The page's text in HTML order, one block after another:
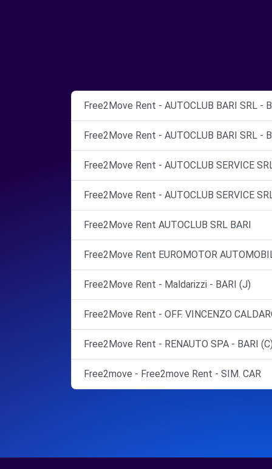
Free2Move Rent - AUTOCLUB BARI SRL -
Free2Move Rent - AUTOCLUB BARI SRL -
Free2Move Rent - AUTOCLUB SERVICE
Free2Move Rent - AUTOCLUB SERVICE
Free2Move Rent AUTOCLUB SRL BARI
Free2Move Rent EUROMOTOR
Free2Move Rent - Maldarizzi - BARI (J)
Free2Move Rent - OFF. VINCENZO
Free2Move Rent - RENAUTO SPA - BARI
Free2move - Free2move Rent - SIM. CAR